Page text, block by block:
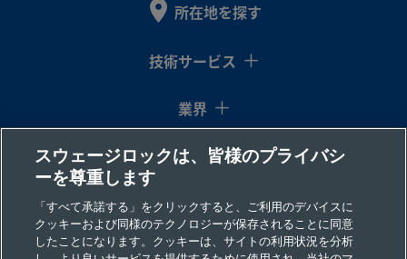
所在地を探す
技術サービス
業界
コラム
リソース
会社情報
スウェージロックは、皆様のプライバシ
ーを尊重します
「すべて承諾する」をクリックすると、ご利用のデバイスに
クッキーおよび同様のテクノロジーが保存されることに同意
したことになります。クッキーは、サイトの利用状況を分析